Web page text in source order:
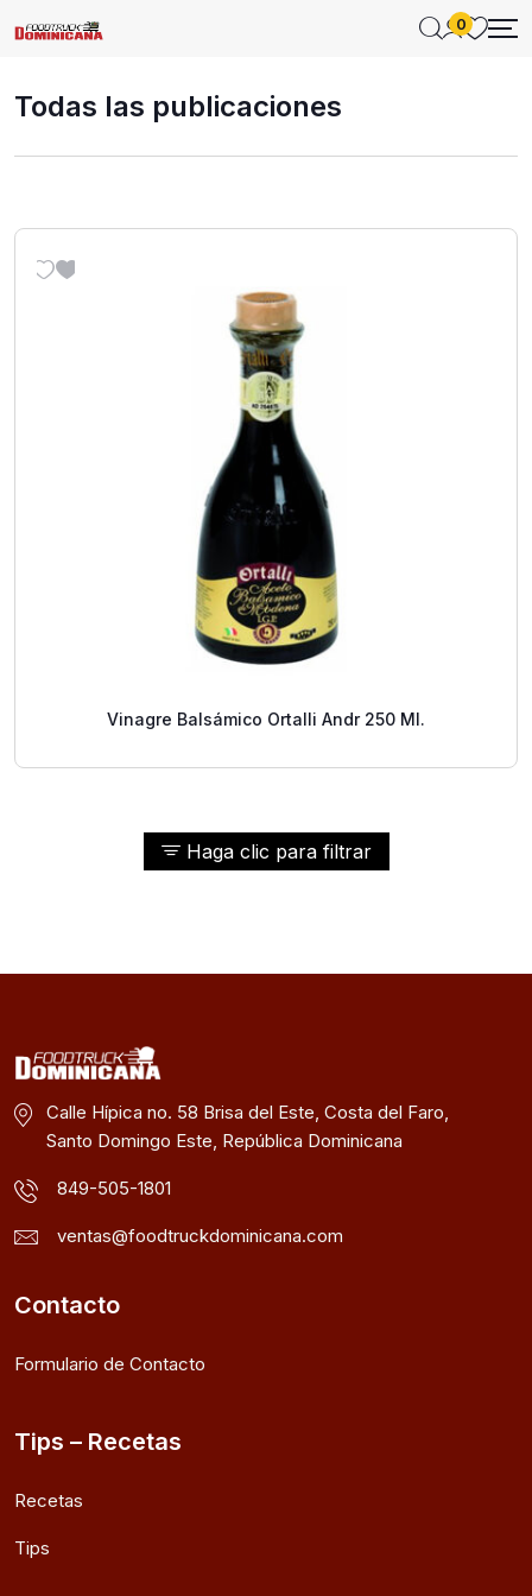
0
Todas las publicaciones
Haga clic para filtrar
Vinagre Balsámico Ortalli Andr 250 Ml.
Calle Hípica no. 58 Brisa del Este, Costa del Faro,
Santo Domingo Este, República Dominicana
849-505-1801
ventas@foodtruckdominicana.com
Contacto
Formulario de Contacto
Tips – Recetas
Recetas
Tips